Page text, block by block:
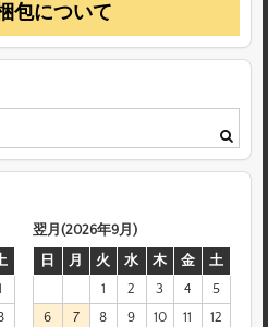
包について
翌月(2026年9月)
日
月 火 水 木 金
土
1
2 3 4
5
6
7 8 9 10 11
12